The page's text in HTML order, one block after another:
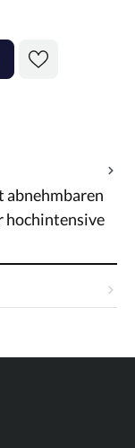
oder benutze die
hochintensive